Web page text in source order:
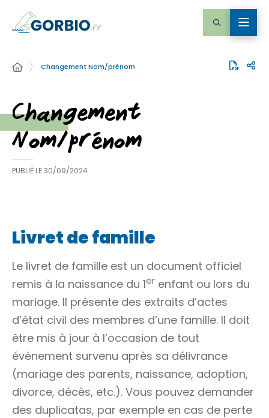
Changement Nom/prénom
Changement
Nom/prénom
PUBLIÉ LE30/09/2024
Livret de famille
Le livret de famille est un document officiel
remis à la naissance du 1er enfant ou lors du
mariage. Il présente des extraits d’actes
d’état civil des membres d’une famille. Il doit
être mis à jour à l’occasion de tout
événement survenu après sa délivrance
(mariage des parents, naissance, adoption,
divorce, décès, etc.). Vous pouvez demander
des duplicatas, par exemple en cas de perte